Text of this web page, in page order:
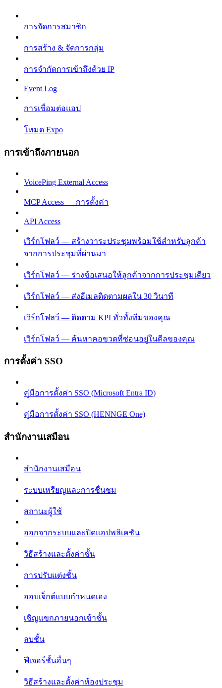
การจัดการสมาชิก
การสร้าง & จัดการกลุ่ม
การจำกัดการเข้าถึงด้วย IP
Event Log
การเชื่อมต่อแอป
โหมด Expo
การเข้าถึงภายนอก
VoicePing External Access
MCP Access — การตั้งค่า
API Access
เวิร์กโฟลว์ — สร้างวาระประชุมพร้อมใช้สำหรับลูกค้า
จากการประชุมที่ผ่านมา
เวิร์กโฟลว์ — ร่างข้อเสนอให้ลูกค้าจากการประชุมเดียว
เวิร์กโฟลว์ — ส่งอีเมลติดตามผลใน 30 วินาที
เวิร์กโฟลว์ — ติดตาม KPI ทั่วทั้งทีมของคุณ
เวิร์กโฟลว์ — ค้นหาคอขวดที่ซ่อนอยู่ในดีลของคุณ
การตั้งค่า SSO
คู่มือการตั้งค่า SSO (Microsoft Entra ID)
คู่มือการตั้งค่า SSO (HENNGE One)
สำนักงานเสมือน
สำนักงานเสมือน
ระบบเหรียญและการชื่นชม
สถานะผู้ใช้
ออกจากระบบและปิดแอปพลิเคชัน
วิธีสร้างและตั้งค่าชั้น
การปรับแต่งชั้น
ออบเจ็กต์แบบกำหนดเอง
เชิญแขกภายนอกเข้าชั้น
ลบชั้น
ฟีเจอร์ชั้นอื่นๆ
วิธีสร้างและตั้งค่าห้องประชุม